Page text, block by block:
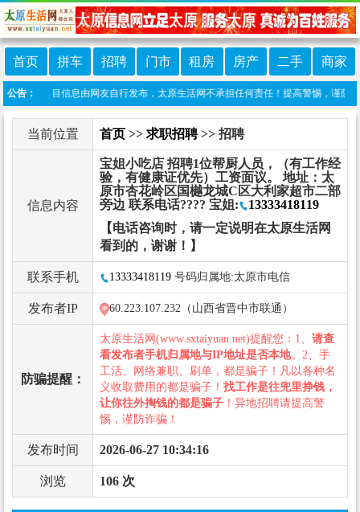
首页 拼车 招聘 门市 租房 房产 二手 商家
公告：
明：本栏目信息由网友自行发布，太原生活网不承担任何责任！提高警惕，谨防诈
当前位置 首页 >> 求职招聘>> 招聘
信息内容
宝姐小吃店 招聘1位帮厨人员，（有工作经
验，有健康证优先）工资面议。 地址：太
原市杏花岭区国樾龙城C区大利家超市二部
旁边 联系电话???? 宝姐:
13333418119
【电话咨询时，请一定说明在太原生活网
看到的，谢谢！】
联系手机 13333418119 号码归属地:太原市电信
发布者IP 60.223.107.232（山西省晋中市联通）
防骗提醒：
太原生活网(www.sxtaiyuan.net)提醒您：1、 请查
看发布者手机归属地与IP地址是否本地。2、手
工活、网络兼职、刷单，都是骗子！凡以各种名
义收取费用的都是骗子！ 找工作是往兜里挣钱，
让你往外掏钱的都是骗子 ！异地招聘请提高警
惕，谨防诈骗！
发布时间 2026-06-27 10:34:16
浏览 106 次